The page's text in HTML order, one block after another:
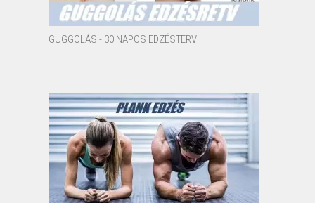
GUGGOLÁS - 30 NAPOS EDZÉSTERV